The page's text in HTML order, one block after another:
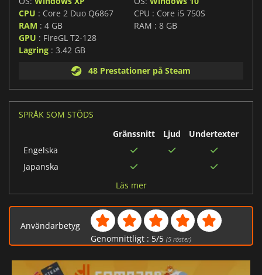
CPU : Core 2 Duo Q6867
RAM : 4 GB
GPU : FireGL T2-128
Lagring : 3.42 GB
CPU : Core i5 750S
RAM : 8 GB
48 Prestationer på Steam
SPRÅK SOM STÖDS
Gränssnitt
Ljud
Undertexter
Engelska
Japanska
Spanska
Turkiska
Polska
Läs mer
Användarbetyg
Genomnittligt : 5/5 (5röster)